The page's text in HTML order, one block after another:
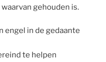
gehouden is.
engel in de gedaante
te helpen